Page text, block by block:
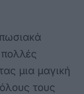
μια μαγική
τους